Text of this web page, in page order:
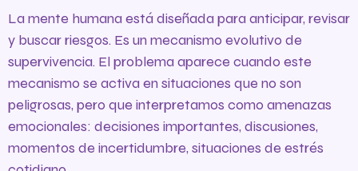
La mente humana está diseñada para anticipar, revisar
y buscar riesgos. Es un mecanismo evolutivo de
supervivencia. El problema aparece cuando este
mecanismo se activa en situaciones que no son
peligrosas, pero que interpretamos como amenazas
emocionales: decisiones importantes, discusiones,
momentos de incertidumbre, situaciones de estrés